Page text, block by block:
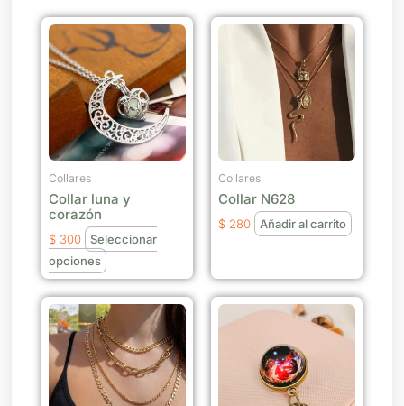
Collares
Collar luna y
corazón
$ 300
Seleccionar
opciones
Este
producto
tiene
múltiples
variantes.
Las
opciones
pueden
en
página
de
producto
Collares
Collar N628
$ 280 Añadir al carrito
Este
producto
tiene
múltiples
variantes.